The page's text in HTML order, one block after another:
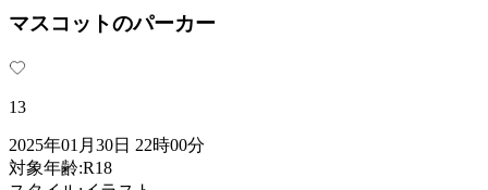
マスコットのパーカー
13
2025年01月30日 22時00分
対象年齢:R18